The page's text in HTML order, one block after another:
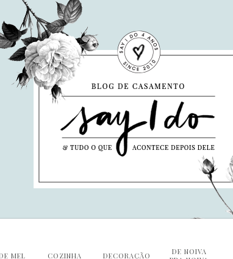
MEL COZINHA DECORAÇÃO
DE NOIVA